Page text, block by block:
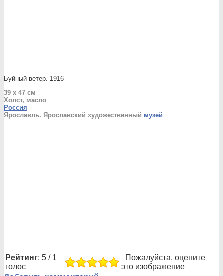
Буйный ветер. 1916 —
39 х 47 см
Холст, масло
Россия
Ярославль. Ярославский художественный музей
Рейтинг: 5 / 1
голос
Пожалуйста, оцените
это изображение